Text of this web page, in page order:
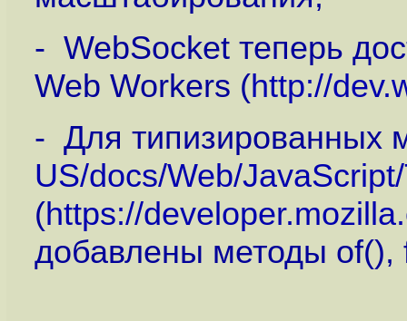
- WebSocket теперь
Web Workers (http://
- Для типизированных
US/docs/Web/
(https://
добавлены методы of(),